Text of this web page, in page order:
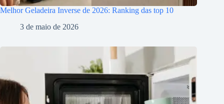
Melhor Geladeira Inverse de 2026: Ranking das top 10
3 de maio de 2026